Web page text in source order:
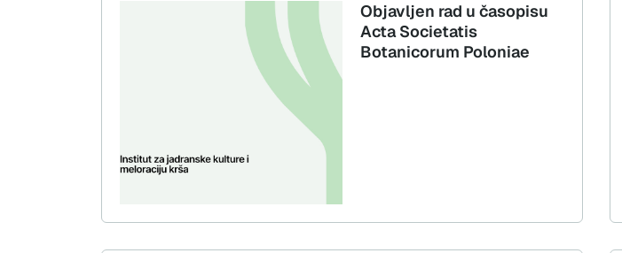
Objavljen rad u časopisu
Acta Societatis
Botanicorum Poloniae